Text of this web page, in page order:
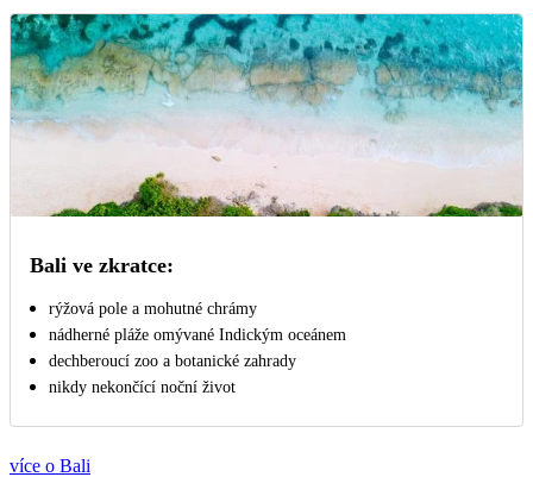
Bali ve zkratce:
rýžová pole a mohutné chrámy
nádherné pláže omývané Indickým oceánem
dechberoucí zoo a botanické zahrady
nikdy nekončící noční život
více o Bali